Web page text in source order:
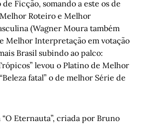
Ficção, somando a este os de
Roteiro e Melhor
(Wagner Moura também
Melhor Interpretação em votação
Brasil subindo ao palco:
levou o Platino de Melhor
fatal” o de melhor Série de
Eternauta”, criada por Bruno